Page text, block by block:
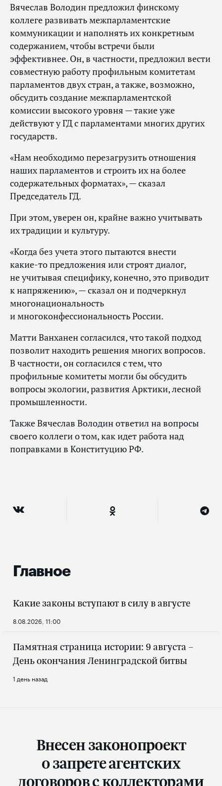
Вячеслав Володин предложил финскому
коллеге развивать межпарламентские
коммуникации и наполнять их конкретным
содержанием, чтобы встречи были
эффективнее. Он, в частности, предложил вести
совместную работу профильным комитетам
парламентов двух стран, а также, возможно,
обсудить создание межпарламентской
комиссии высокого уровня — такие уже
действуют у ГД с парламентами многих других
государств.
«Нам необходимо перезагрузить отношения
наших парламентов и строить их на более
содержательных форматах», — сказал
Председатель ГД.
При этом, уверен он, крайне важно учитывать
их традиции и культуру.
«Когда без учета этого пытаются внести
какие‑то предложения или строят диалог,
не учитывая специфику, конечно, это приводит
к напряжению», — сказал он и подчеркнул
многонациональность
и многоконфессиональность России.
Матти Ванханен согласился, что такой подход
позволит находить решения многих вопросов.
В частности, он согласился с тем, что
профильные комитеты могли бы обсудить
вопросы экологии, развития Арктики, лесной
промышленности.
Также Вячеслав Володин ответил на вопросы
своего коллеги о том, как идет работа над
поправками в Конституцию РФ.
Главное
Какие законы вступают в силу в августе
8.08.2026, 11:00
Памятная страница истории: 9 августа –
День окончания Ленинградской битвы
1 день назад
Внесен законопроект
о запрете агентских
договоров с коллекторами